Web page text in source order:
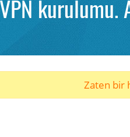
VPN kurulumu.
Zaten bir